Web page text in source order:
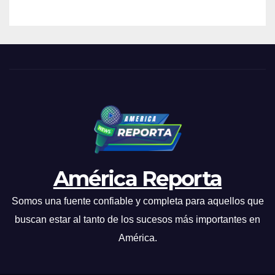
América Reporta
Somos una fuente confiable y completa para aquellos que
buscan estar al tanto de los sucesos más importantes en
América.